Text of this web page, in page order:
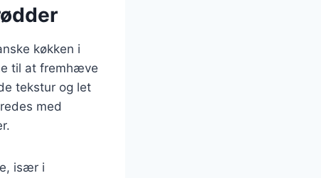
køkken i
til at fremhæve
tekstur og let
med
især i